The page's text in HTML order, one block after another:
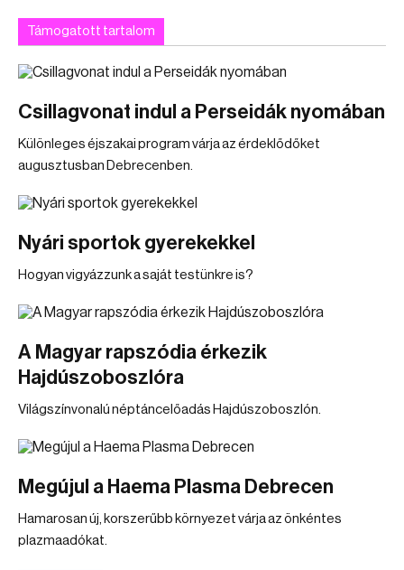
Támogatott tartalom
Csillagvonat indul a Perseidák nyomában
Különleges éjszakai program várja az érdeklődőket
augusztusban Debrecenben.
Nyári sportok gyerekekkel
Hogyan vigyázzunk a saját testünkre is?
A Magyar rapszódia érkezik
Hajdúszoboszlóra
Világszínvonalú néptáncelőadás Hajdúszoboszlón.
Megújul a Haema Plasma Debrecen
Hamarosan új, korszerűbb környezet várja az önkéntes
plazmaadókat.